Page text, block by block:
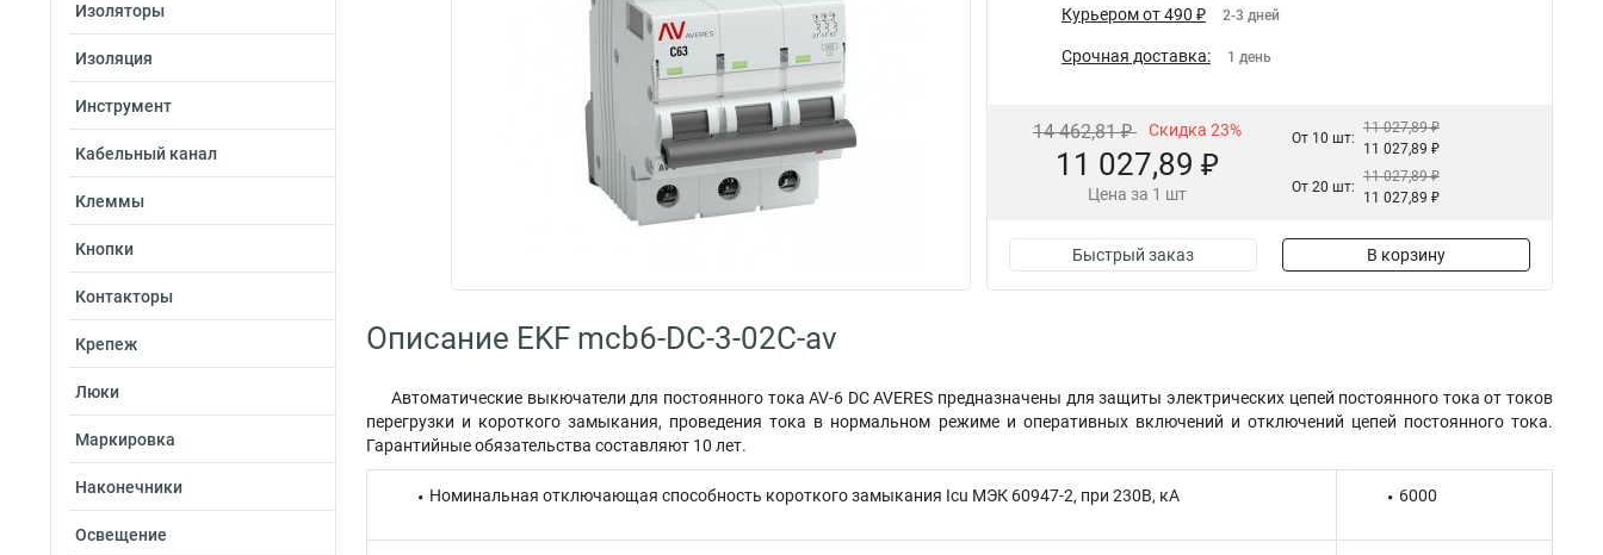
Изоляторы
Изоляция
Инструмент
Кабельный канал
Клеммы
Кнопки
Контакторы
Крепеж
Люки
Маркировка
Наконечники
Освещение
Курьером от 490 ₽ 2-3 дней
Срочная доставка: 1 день
14 462,81 ₽ Скидка 23%
11 027,89 ₽
Цена за 1 шт
От 10 шт:
11 027,89 ₽
11 027,89 ₽
От 20 шт:
11 027,89 ₽
11 027,89 ₽
Быстрый заказ В корзину
Описание EKF mcb6-DC-3-02C-av
Автоматические выкючатели для постоянного тока AV-6 DC AVERES предназначены для защиты электрических цепей постоянного тока от токов
перегрузки и короткого замыкания, проведения тока в нормальном режиме и оперативных включений и отключений цепей постоянного тока.
Гарантийные обязательства составляют 10 лет.
Номинальная отключающая способность короткого замыкания Icu МЭК 60947-2, при 230В, кА 6000